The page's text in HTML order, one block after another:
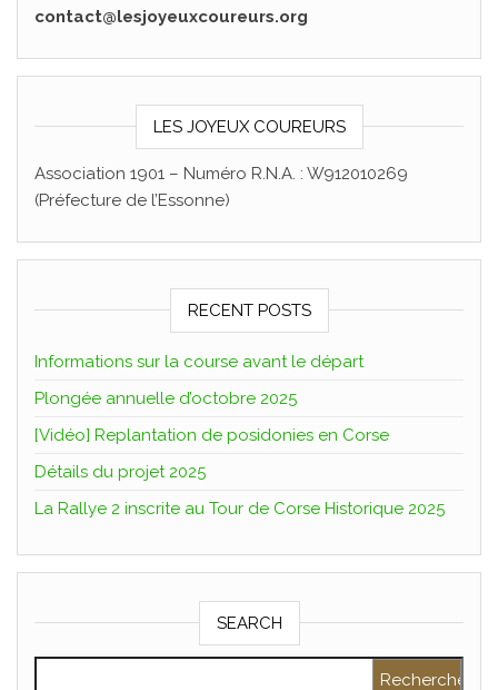
contact@lesjoyeuxcoureurs.org
LES JOYEUX COUREURS
Association 1901 – Numéro R.N.A. : W912010269
(Préfecture de l’Essonne)
RECENT POSTS
Informations sur la course avant le départ
Plongée annuelle d’octobre 2025
[Vidéo] Replantation de posidonies en Corse
Détails du projet 2025
La Rallye 2 inscrite au Tour de Corse Historique 2025
SEARCH